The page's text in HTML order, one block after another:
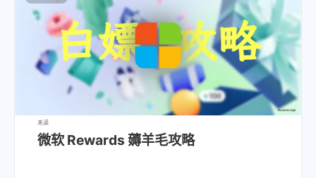
未读
微软 Rewards 薅羊毛攻略